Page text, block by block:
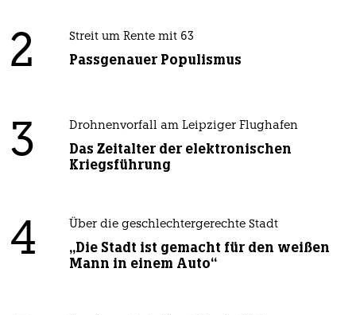
2 Streit um Rente mit 63
Passgenauer Populismus
3 Drohnenvorfall am Leipziger Flughafen
Das Zeitalter der elektronischen
Kriegsführung
4 Über die geschlechtergerechte Stadt
„Die Stadt ist gemacht für den weißen
Mann in einem Auto“